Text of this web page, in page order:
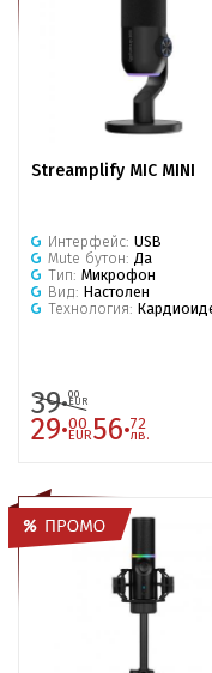
Streamplify MIC MINI
Интерфейс: USB
Mute бутон: Да
Тип: Микрофон
Вид: Настолен
Технология:
39·00
EUR
29·00
EUR56·72
лв.